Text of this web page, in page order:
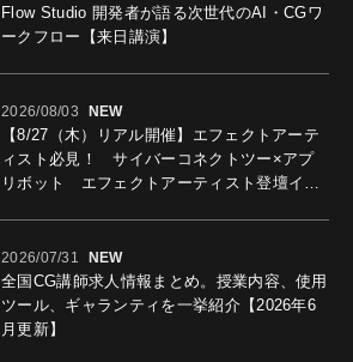
Flow Studio 開発者が語る次世代のAI・CGワ
ークフロー【来日講演】
2026/08/03 NEW
【8/27（木）リアル開催】エフェクトアーテ
ィスト必見！ サイバーコネクトツー×アプ
リボット エフェクトアーティスト登壇イベ
2026/07/31 NEW
全国CG講師求人情報まとめ。授業内容、使用
ツール、ギャランティを一挙紹介【2026年6
月更新】